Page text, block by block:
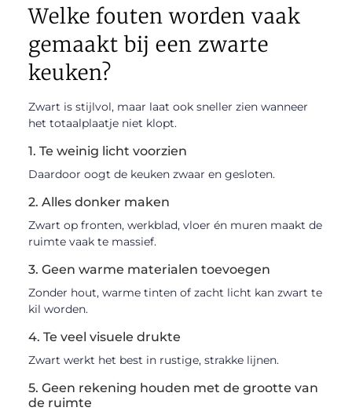
Welke fouten worden vaak
gemaakt bij een zwarte
keuken?
Zwart is stijlvol, maar laat ook sneller zien wanneer
het totaalplaatje niet klopt.
1. Te weinig licht voorzien
Daardoor oogt de keuken zwaar en gesloten.
2. Alles donker maken
Zwart op fronten, werkblad, vloer én muren maakt de
ruimte vaak te massief.
3. Geen warme materialen toevoegen
Zonder hout, warme tinten of zacht licht kan zwart te
kil worden.
4. Te veel visuele drukte
Zwart werkt het best in rustige, strakke lijnen.
5. Geen rekening houden met de grootte van
de ruimte